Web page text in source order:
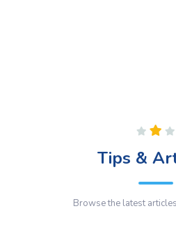
Tips &
Browse the latest